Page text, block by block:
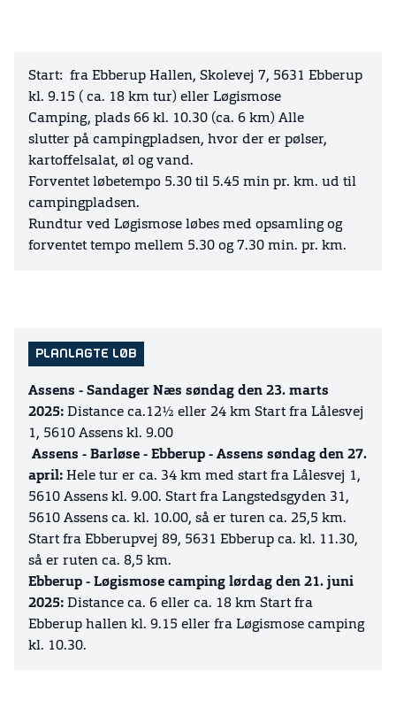
Start: fra Ebberup Hallen, Skolevej 7, 5631 Ebberup
kl. 9.15 ( ca. 18 km tur) eller Løgismose
Camping, plads 66 kl. 10.30 (ca. 6 km) Alle
slutter på campingpladsen, hvor der er pølser,
kartoffelsalat, øl og vand.
Forventet løbetempo 5.30 til 5.45 min pr. km. ud til
campingpladsen.
Rundtur ved Løgismose løbes med opsamling og
forventet tempo mellem 5.30 og 7.30 min. pr. km.
PLANLAGTE LØB
Assens - Sandager Næs søndag den 23. marts
2025: Distance ca.12½ eller 24 km Start fra Lålesvej
1, 5610 Assens kl. 9.00
Assens - Barløse - Ebberup - Assens søndag den 27.
april: Hele tur er ca. 34 km med start fra Lålesvej 1,
5610 Assens kl. 9.00. Start fra Langstedsgyden 31,
5610 Assens ca. kl. 10.00, så er turen ca. 25,5 km.
Start fra Ebberupvej 89, 5631 Ebberup ca. kl. 11.30,
så er ruten ca. 8,5 km.
Ebberup - Løgismose camping lørdag den 21. juni
2025: Distance ca. 6 eller ca. 18 km Start fra
Ebberup hallen kl. 9.15 eller fra Løgismose camping
kl. 10.30.